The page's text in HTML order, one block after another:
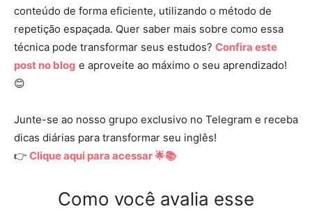
conteúdo de forma eficiente, utilizando o método de
repetição espaçada. Quer saber mais sobre como essa
técnica pode transformar seus estudos? Confira este
post no blog e aproveite ao máximo o seu aprendizado!
😊
Junte-se ao nosso grupo exclusivo no Telegram e receba
dicas diárias para transformar seu inglês!
👉 Clique aqui para acessar 🌟📚
Como você avalia esse